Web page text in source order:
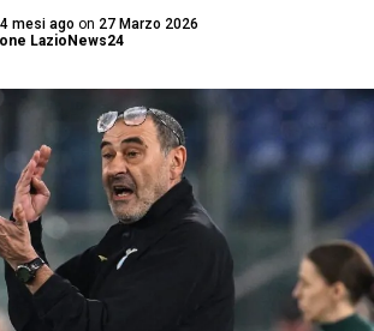
4 mesi ago on 27 Marzo 2026
LazioNews24